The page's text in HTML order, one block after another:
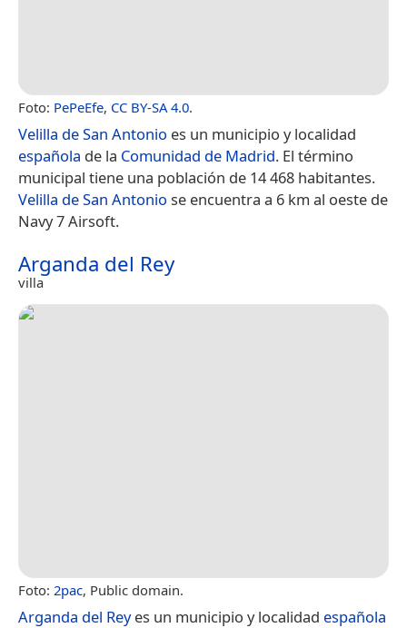
Foto: PePeEfe, CC BY-SA 4.0.
Velilla de San Antonio es un municipio y localidad
española de la Comunidad de Madrid. El término
municipal tiene una población de 14 468 habitantes.
Velilla de San Antonio se encuentra a 6 km al oeste de
Navy 7 Airsoft.
Arganda del Rey
villa
Foto: 2pac, Public domain.
Arganda del Reyes un municipio y localidad española